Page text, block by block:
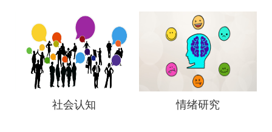
社会认知 情绪研究